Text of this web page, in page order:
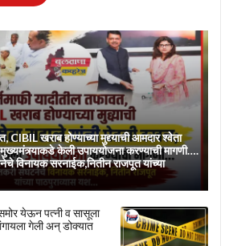
CIBIL खराब होण्याच्या मुद्द्याची आमदार श्वेता
केली उपाययोजना करण्याची मागणी….
विनायक सरनाईक,नितीन राजपूत यांच्या
येऊन पत्नी व सासूला
गेली अन् डोक्यात